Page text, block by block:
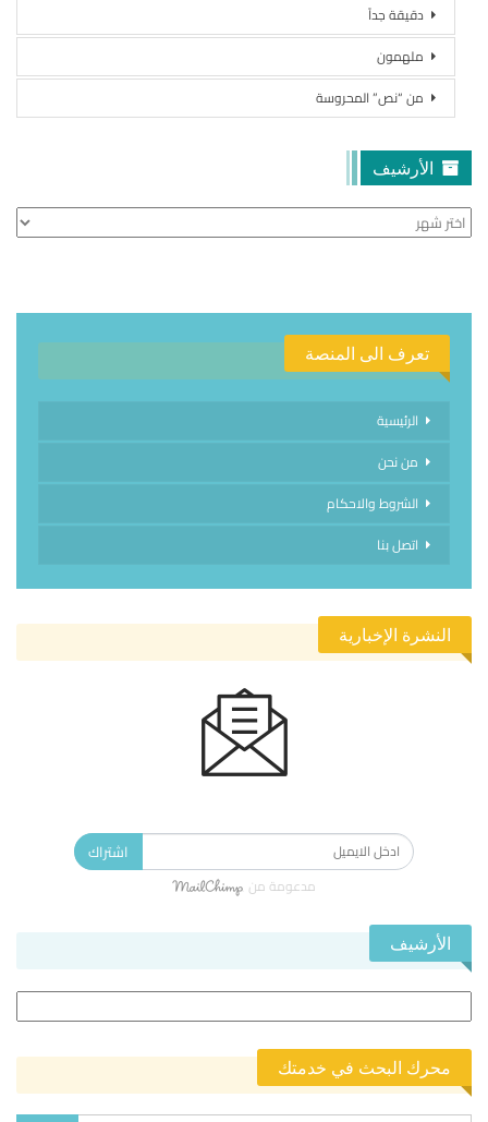
دقيقة جداً
ملهمون
من “نص” المحروسة
الأرشيف
الأرشيف
تعرف الى المنصة
الرئيسية
من نحن
الشروط والاحكام
اتصل بنا
النشرة الإخبارية
اشتراك
مدعومة من
الأرشيف
محرك البحث في خدمتك